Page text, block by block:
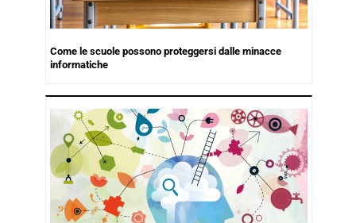
Come le scuole possono proteggersi dalle minacce
informatiche